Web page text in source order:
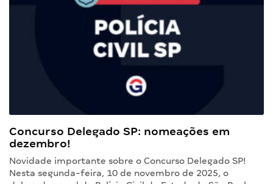
Concurso Delegado SP: nomeações em
dezembro!
Novidade importante sobre o Concurso Delegado SP!
Nesta segunda-feira, 10 de novembro de 2025, o